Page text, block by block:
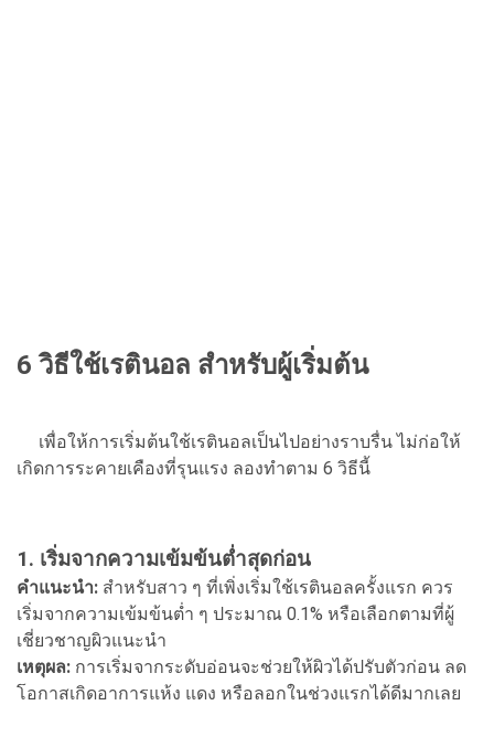
6 วิธีใช้เรตินอล สำหรับผู้เริ่มต้น
เพื่อให้การเริ่มต้นใช้เรตินอลเป็นไปอย่างราบรื่น ไม่ก่อให้
เกิดการระคายเคืองที่รุนแรง ลองทำตาม 6 วิธีนี้
1. เริ่มจากความเข้มข้นต่ำสุดก่อน
คำแนะนำ: สำหรับสาว ๆ ที่เพิ่งเริ่มใช้เรตินอลครั้งแรก ควร
เริ่มจากความเข้มข้นต่ำ ๆ ประมาณ 0.1% หรือเลือกตามที่ผู้
เชี่ยวชาญผิวแนะนำ
เหตุผล: การเริ่มจากระดับอ่อนจะช่วยให้ผิวได้ปรับตัวก่อน ลด
โอกาสเกิดอาการแห้ง แดง หรือลอกในช่วงแรกได้ดีมากเลย